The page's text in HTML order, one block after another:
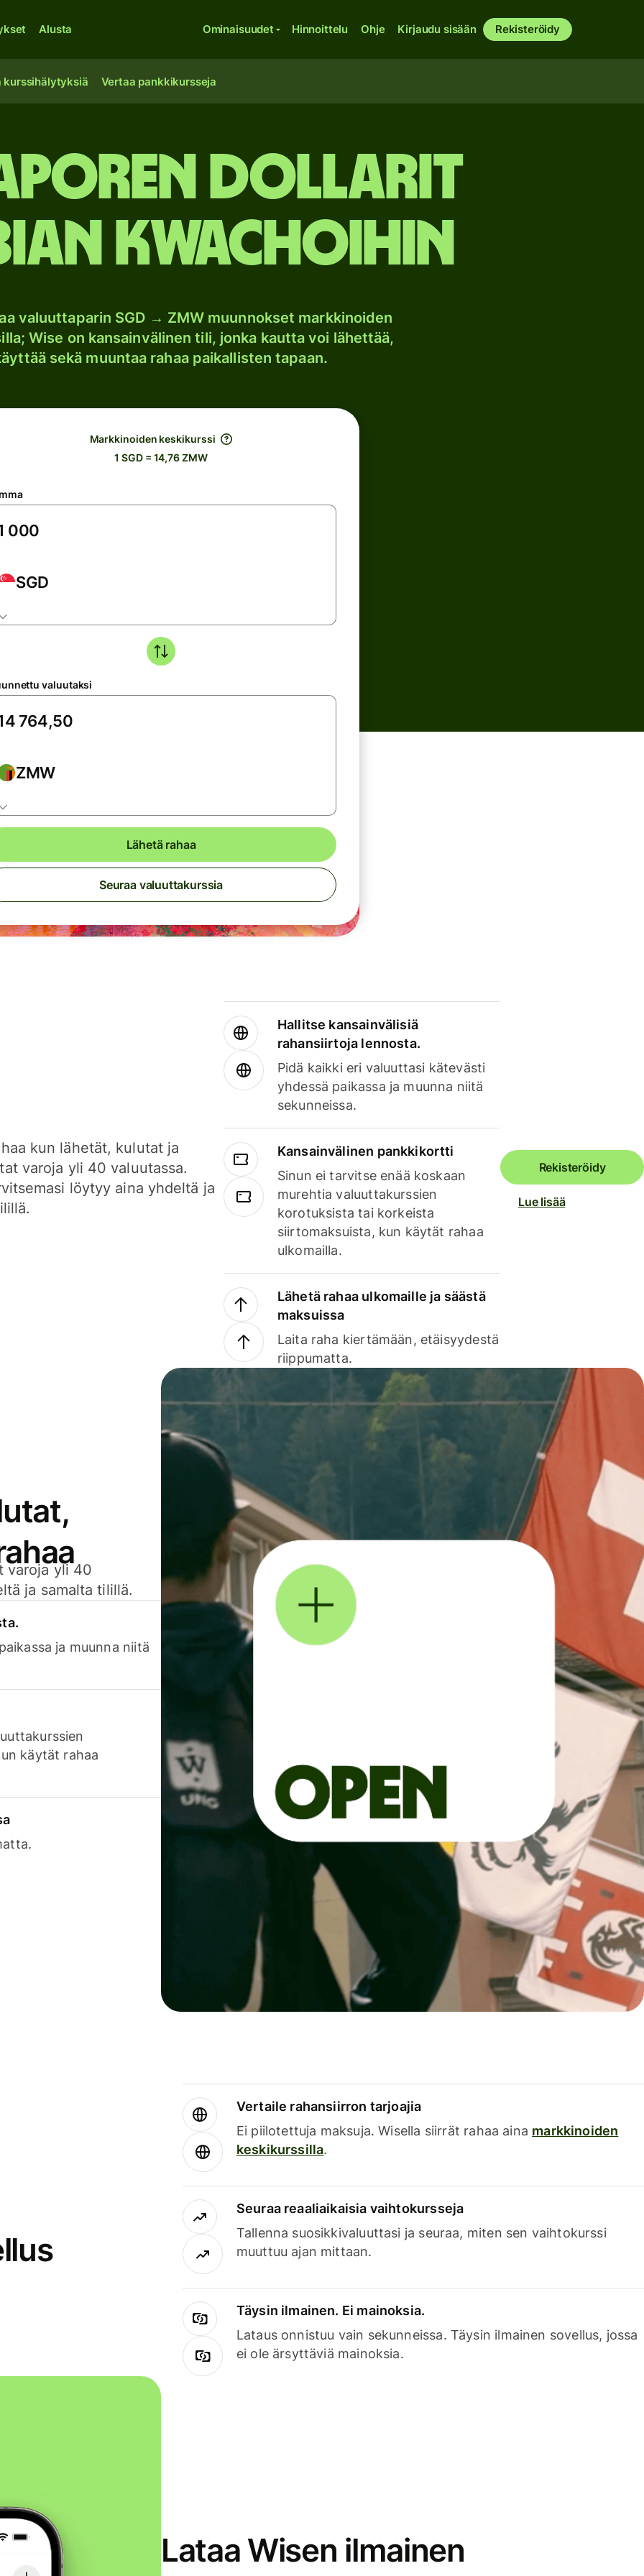
Alusta Ominaisuudet Hinnoittelu Ohje Kirjaudu sisään Rekisteröidy
kurssihälytyksiä Vertaa pankkikursseja
dollarit
kwachoihin
valuuttaparin SGD → ZMW muunnokset markkinoiden
Wise on kansainvälinen tili, jonka kautta voi lähettää,
sekä muuntaa rahaa paikallisten tapaan.
Markkinoiden keskikurssi
1 SGD = 14,76 ZMW
SGD
valuutaksi
ZMW
Lähetä rahaa
Seuraa valuuttakurssia
kun lähetät, kulutat ja
varoja yli 40 valuutassa.
löytyy aina yhdeltä ja
Hallitse kansainvälisiä
rahansiirtoja lennosta.
Pidä kaikki eri valuuttasi kätevästi
yhdessä paikassa ja muunna niitä
sekunneissa.
Kansainvälinen pankkikortti
Sinun ei tarvitse enää koskaan
murehtia valuuttakurssien
korotuksista tai korkeista
siirtomaksuista, kun käytät rahaa
ulkomailla.
Lähetä rahaa ulkomaille ja säästä
maksuissa
Laita raha kiertämään, etäisyydestä
riippumatta.
Rekisteröidy
Lue lisää
varoja yli 40
ja samalta tilillä.
ja muunna niitä
käytät rahaa
Vertaile rahansiirron tarjoajia
Ei piilotettuja maksuja. Wisella siirrät rahaa aina markkinoiden
keskikurssilla.
Seuraa reaaliaikaisia vaihtokursseja
Tallenna suosikkivaluuttasi ja seuraa, miten sen vaihtokurssi
muuttuu ajan mittaan.
Täysin ilmainen. Ei mainoksia.
Lataus onnistuu vain sekunneissa. Täysin ilmainen sovellus, jossa
ei ole ärsyttäviä mainoksia.
Lataa Wisen ilmainen